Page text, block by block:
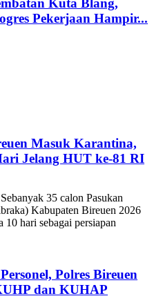
Kuta Blang,
Pekerjaan Hampir...
Masuk Karantina,
Jelang HUT ke-81 RI
35 calon Pasukan
Kabupaten Bireuen 2026
10 hari sebagai persiapan
Polres Bireuen
dan KUHAP